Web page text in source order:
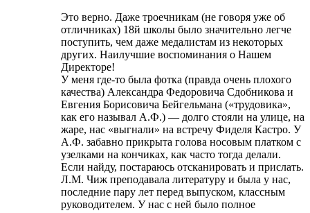
Это верно. Даже троечникам (не говоря уже об
отличниках) 18й школы было значительно легче
поступить, чем даже медалистам из некоторых
других. Наилучшие воспоминания о Нашем
Директоре!
У меня где-то была фотка (правда очень плохого
качества) Александра Федоровича Сдобникова и
Евгения Борисовича Бейгельмана («трудовика»,
как его называл А.Ф.) — долго стояли на улице, на
жаре, нас «выгнали» на встречу Фиделя Кастро. У
А.Ф. забавно прикрыта голова носовым платком с
узелками на кончиках, как часто тогда делали.
Если найду, постараюсь отсканировать и прислать.
Л.М. Чиж преподавала литературу и была у нас,
последние пару лет перед выпуском, классным
руководителем. У нас с ней было полное